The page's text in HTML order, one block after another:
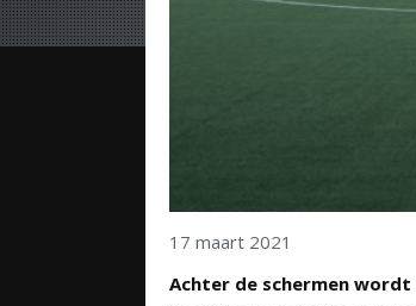
17 maart 2021
Achter de schermen